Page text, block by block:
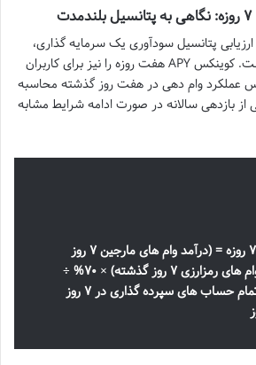
پتانسیل سودآوری یک سرمایه گذاری،
نرخ بازده سالانه (APY) است. کوینکس APY هفت روزه را نیز برای کاربران
عملکرد وام دهی در هفت روز گذشته محاسبه
از بازدهی سالانه در صورت ادامه شرایط مشابه
نرخ بازده سالانه ۷ روزه = (درآمد وام های مارجین ۷ روز
گذشته + درآمد وام های رمزارزی ۷ روز گذشته) × ۷۰% ÷
مجموع موجودی تمام حساب های سپرده گذاری در ۷ روز